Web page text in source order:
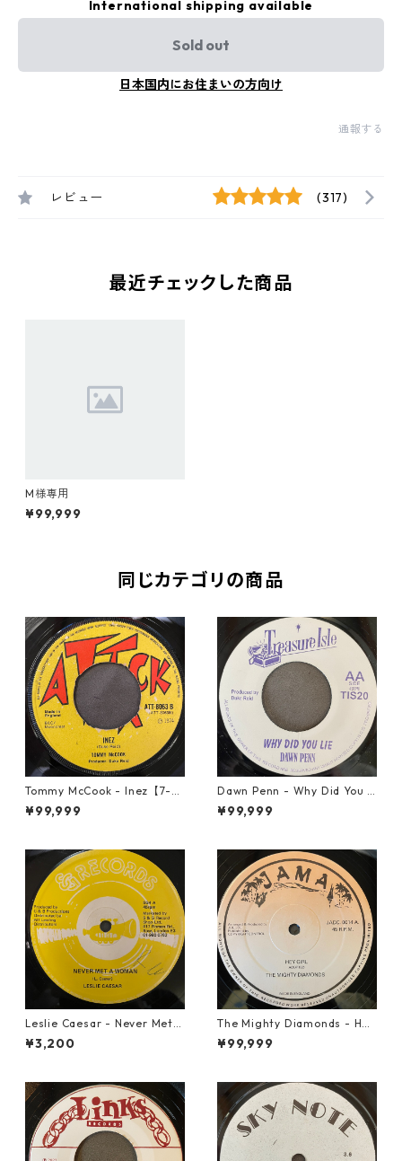
International shipping available
Sold out
日本国内にお住まいの方向け
通報する
レビュー (317)
最近チェックした商品
M様専用
¥99,999
同じカテゴリの商品
Tommy McCook - Inez【7-21
840】
¥99,999
Dawn Penn - Why Did You Li
e【7-21938】
¥99,999
Leslie Caesar - Never Met A
Woman【12-50067】
¥3,200
The Mighty Diamonds - Hey
Girl【12-50053】
¥99,999